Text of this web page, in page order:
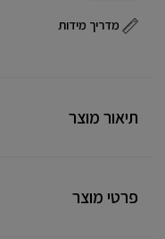
מדריך מידות
תיאור מוצר
פרטי מוצר